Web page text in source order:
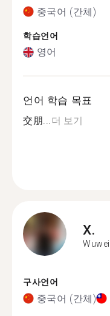
중국어 (간체)
학습언어
영어
언어 학습 목표
交朋...더 보기
X.
Wuwei
구사언어
중국어 (간체)